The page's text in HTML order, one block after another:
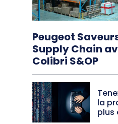
Peugeot
Supply Chain
Colibri S&OP
la
plus